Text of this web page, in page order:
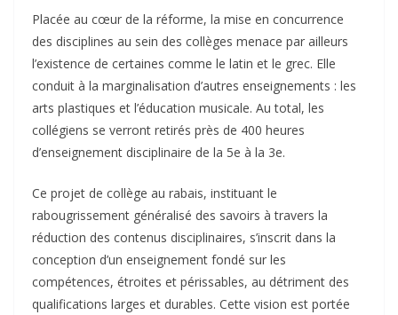
Placée au cœur de la réforme, la mise en concurrence
des disciplines au sein des collèges menace par ailleurs
l’existence de certaines comme le latin et le grec. Elle
conduit à la marginalisation d’autres enseignements : les
arts plastiques et l’éducation musicale. Au total, les
collégiens se verront retirés près de 400 heures
d’enseignement disciplinaire de la 5e à la 3e.
Ce projet de collège au rabais, instituant le
rabougrissement généralisé des savoirs à travers la
réduction des contenus disciplinaires, s’inscrit dans la
conception d’un enseignement fondé sur les
compétences, étroites et périssables, au détriment des
qualifications larges et durables. Cette vision est portée